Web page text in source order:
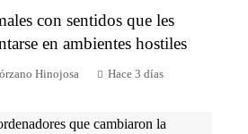
con sentidos que les
en ambientes hostiles
Hinojosa Hace 3 días